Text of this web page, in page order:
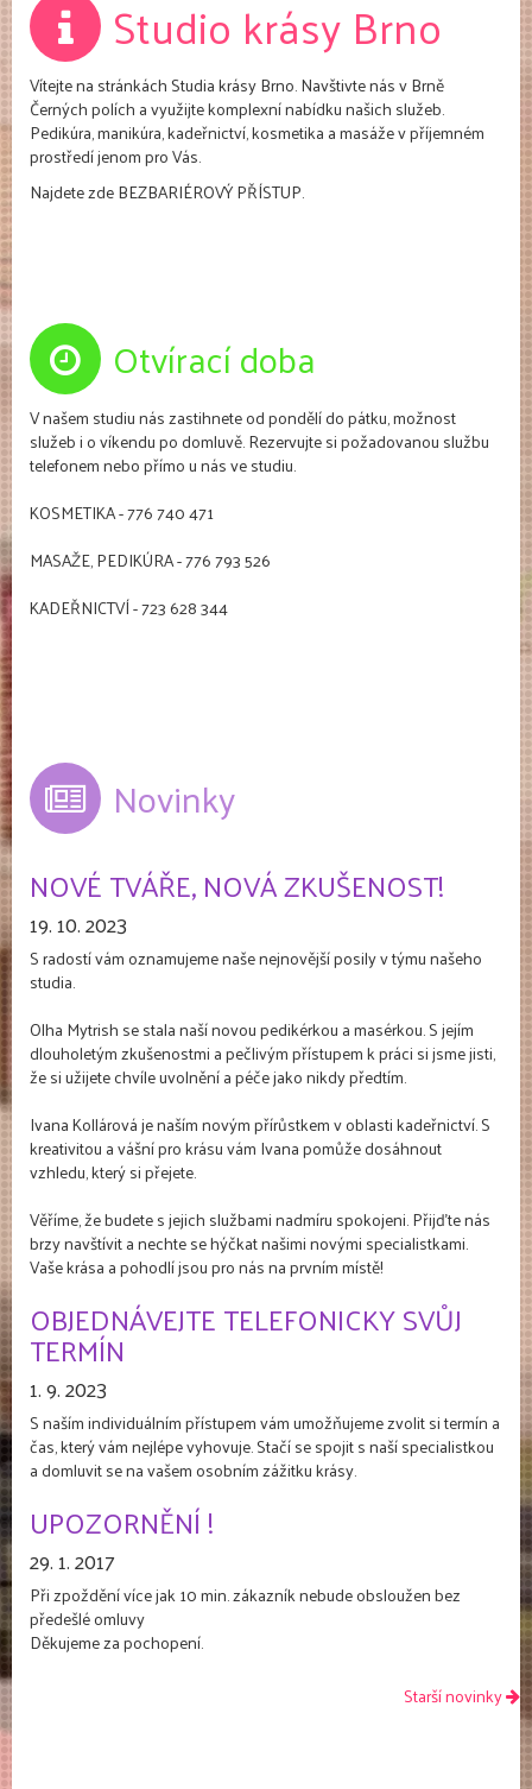
Studio krásy Brno
Vítejte na stránkách Studia krásy Brno. Navštivte nás v Brně
Černých polích a využijte komplexní nabídku našich služeb.
Pedikúra, manikúra, kadeřnictví, kosmetika a masáže v příjemném
prostředí jenom pro Vás.
Najdete zde BEZBARIÉROVÝ PŘÍSTUP.
Otvírací doba
V našem studiu nás zastihnete od pondělí do pátku, možnost
služeb i o víkendu po domluvě. Rezervujte si požadovanou službu
telefonem nebo přímo u nás ve studiu.
KOSMETIKA - 776 740 471
MASAŽE, PEDIKÚRA - 776 793 526
KADEŘNICTVÍ - 723 628 344
Novinky
NOVÉ TVÁŘE, NOVÁ ZKUŠENOST!
19. 10. 2023
S radostí vám oznamujeme naše nejnovější posily v týmu našeho
studia.
Olha Mytrish se stala naší novou pedikérkou a masérkou. S jejím
dlouholetým zkušenostmi a pečlivým přístupem k práci si jsme jisti,
že si užijete chvíle uvolnění a péče jako nikdy předtím.
Ivana Kollárová je naším novým přírůstkem v oblasti kadeřnictví. S
kreativitou a vášní pro krásu vám Ivana pomůže dosáhnout
vzhledu, který si přejete.
Věříme, že budete s jejich službami nadmíru spokojeni. Přijďte nás
brzy navštívit a nechte se hýčkat našimi novými specialistkami.
Vaše krása a pohodlí jsou pro nás na prvním místě!
OBJEDNÁVEJTE TELEFONICKY SVŮJ
TERMÍN
1. 9. 2023
S naším individuálním přístupem vám umožňujeme zvolit si termín a
čas, který vám nejlépe vyhovuje. Stačí se spojit s naší specialistkou
a domluvit se na vašem osobním zážitku krásy.
UPOZORNĚNÍ !
29. 1. 2017
Při zpoždění více jak 10 min. zákazník nebude obsloužen bez
předešlé omluvy
Děkujeme za pochopení.
Starší novinky